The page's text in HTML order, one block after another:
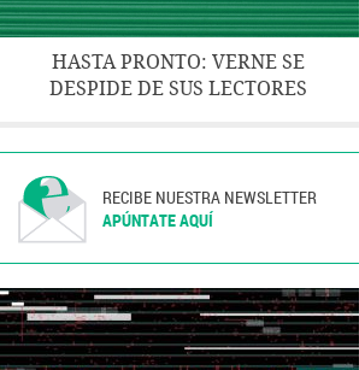
HASTA PRONTO: VERNE SE
DESPIDE DE SUS LECTORES
RECIBE NUESTRA NEWSLETTER
APÚNTATE AQUÍ